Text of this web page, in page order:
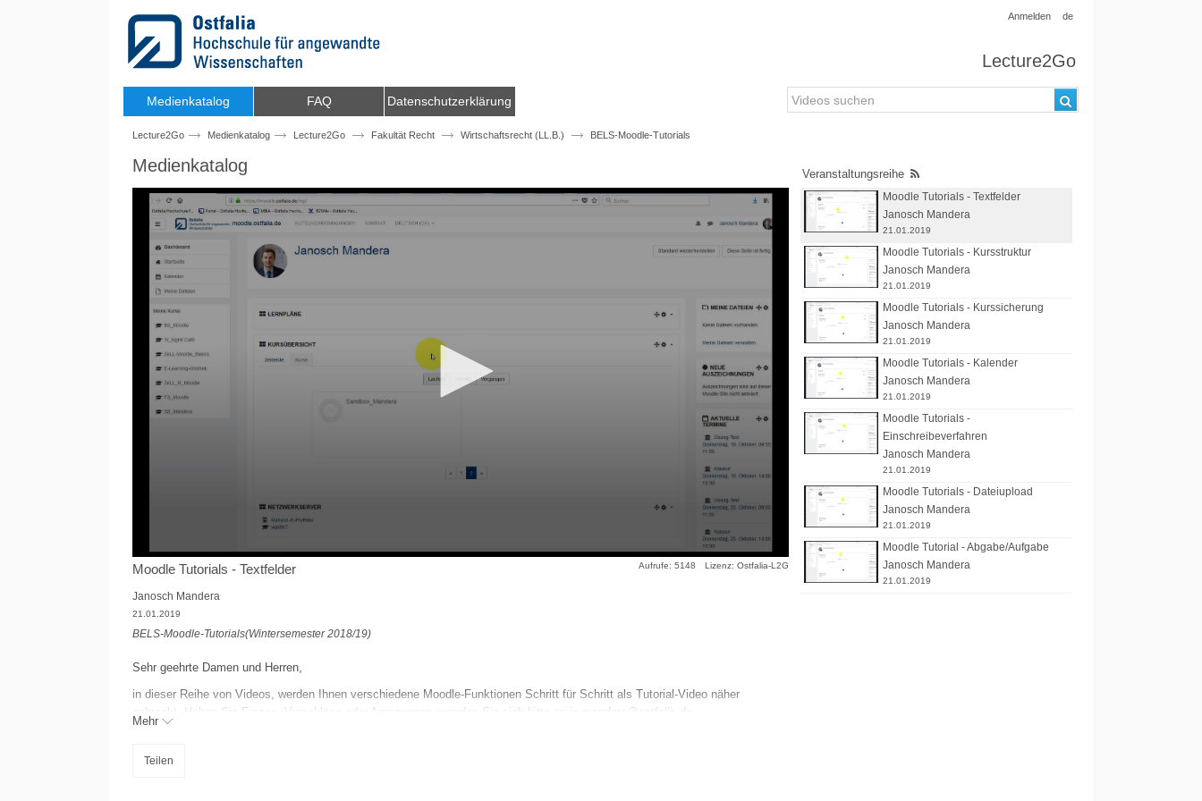
Anmelden de
Lecture2Go
Medienkatalog FAQ Datenschutzerklärung
Lecture2Go Medienkatalog Lecture2Go Fakultät Recht Wirtschaftsrecht (LL.B.) BELS-Moodle-Tutorials
Medienkatalog
Lizenz: Ostfalia-L2G
Aufrufe: 5148
Moodle Tutorials - Textfelder
Janosch Mandera
21.01.2019
BELS-Moodle-Tutorials(Wintersemester 2018/19)
Sehr geehrte Damen und Herren,
in dieser Reihe von Videos, werden Ihnen verschiedene Moodle-Funktionen Schritt für Schritt als Tutorial-Video näher
gebracht. Haben Sie Fragen, Vorschläge oder Anregungen, wenden Sie sich bitte an ja.mandera@ostfalia.de
Janosch Mandera
Mehr
Teilen
Veranstaltungsreihe
Moodle Tutorials - Textfelder
Janosch Mandera
21.01.2019
Moodle Tutorials - Kursstruktur
Janosch Mandera
21.01.2019
Moodle Tutorials - Kurssicherung
Janosch Mandera
21.01.2019
Moodle Tutorials - Kalender
Janosch Mandera
21.01.2019
Moodle Tutorials -
Einschreibeverfahren
Janosch Mandera
21.01.2019
Moodle Tutorials - Dateiupload
Janosch Mandera
21.01.2019
Moodle Tutorial - Abgabe/Aufgabe
Janosch Mandera
21.01.2019